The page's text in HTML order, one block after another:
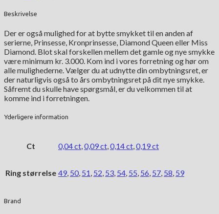
Beskrivelse
Der er også mulighed for at bytte smykket til en anden af
serierne, Prinsesse, Kronprinsesse, Diamond Queen eller Miss
Diamond. Blot skal forskellen mellem det gamle og nye smykke
være minimum kr. 3.000. Kom ind i vores forretning og hør om
alle mulighederne. Vælger du at udnytte din ombytningsret, er
der naturligvis også to års ombytningsret på dit nye smykke.
Såfremt du skulle have spørgsmål, er du velkommen til at
komme ind i forretningen.
Yderligere information
Ct 0,04 ct 0,09 ct 0,14 ct 0,19 ct
Ring størrelse 49 50 51 52 53 54 55 56 57 58 59
Brand